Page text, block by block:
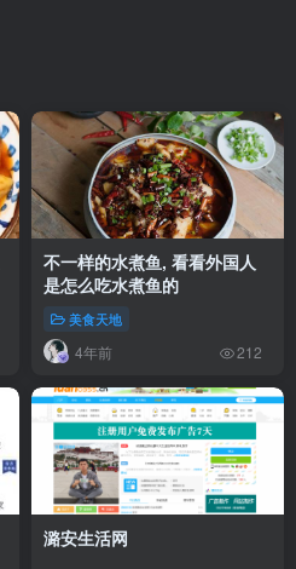
不一样的水煮鱼, 看看外国人
是怎么吃水煮鱼的
美食天地
4年前 212
潞安生活网